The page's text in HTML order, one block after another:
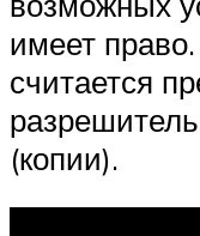
имеет
считается
(копии).